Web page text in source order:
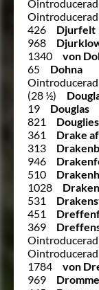
Ointroducerad
Ointroducerad
426
Djurfelt
968
1340
von
65
Dohna
Ointroducerad
(28 ½)
19
Douglas
821
Douglies
361
Drake
313
946
510
1028
531
451
369
Ointroducerad
Ointroducerad
1784
von
969